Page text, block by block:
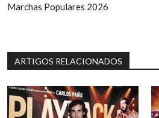
Marchas Populares 2026
ARTIGOS RELACIONADOS